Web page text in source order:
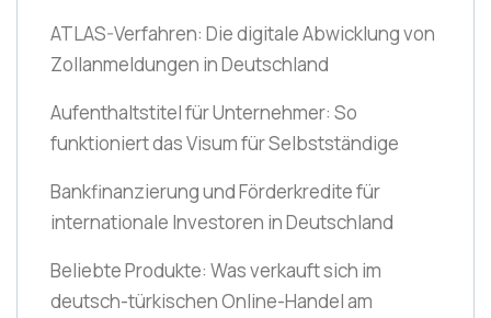
ATLAS-Verfahren: Die digitale Abwicklung von
Zollanmeldungen in Deutschland
Aufenthaltstitel für Unternehmer: So
funktioniert das Visum für Selbstständige
Bankfinanzierung und Förderkredite für
internationale Investoren in Deutschland
Beliebte Produkte: Was verkauft sich im
deutsch-türkischen Online-Handel am